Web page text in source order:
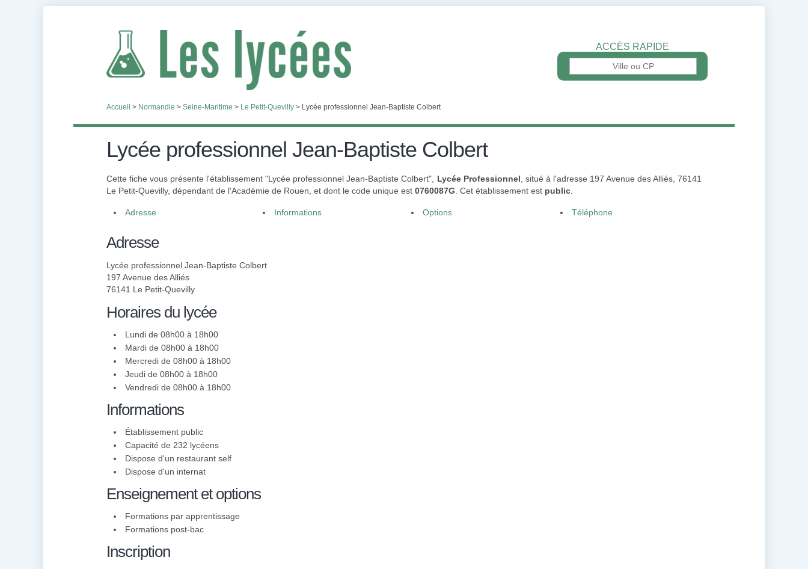
ACCÈS RAPIDE
Accueil > Normandie > Seine-Maritime > Le Petit-Quevilly > Lycée professionnel Jean-Baptiste Colbert
Lycée professionnel Jean-Baptiste Colbert
Cette fiche vous présente l'établissement "Lycée professionnel Jean-Baptiste Colbert", Lycée Professionnel , situé à l'adresse 197 Avenue des Alliés, 76141
Le Petit-Quevilly, dépendant de l'Académie de Rouen, et dont le code unique est 0760087G . Cet établissement est public
Adresse Informations Options Téléphone
Adresse
Lycée professionnel Jean-Baptiste Colbert
197 Avenue des Alliés
76141 Le Petit-Quevilly
Horaires du lycée
Lundi de 08h00 à 18h00
Mardi de 08h00 à 18h00
Mercredi de 08h00 à 18h00
Jeudi de 08h00 à 18h00
Vendredi de 08h00 à 18h00
Informations
Établissement public
Capacité de 232 lycéens
Dispose d'un restaurant self
Dispose d'un internat
Enseignement et options
Formations par apprentissage
Formations post-bac
Inscription